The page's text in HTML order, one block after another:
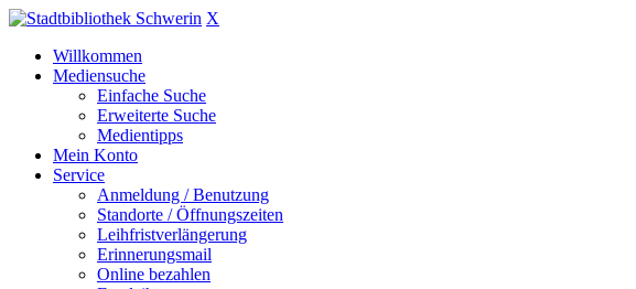
X
Willkommen
Mediensuche
Einfache Suche
Erweiterte Suche
Medientipps
Mein Konto
Service
Anmeldung / Benutzung
Standorte / Öffnungszeiten
Leihfristverlängerung
Erinnerungsmail
Online bezahlen